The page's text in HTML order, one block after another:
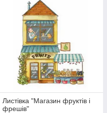
Листівка "Магазин фруктів і
фрешів"